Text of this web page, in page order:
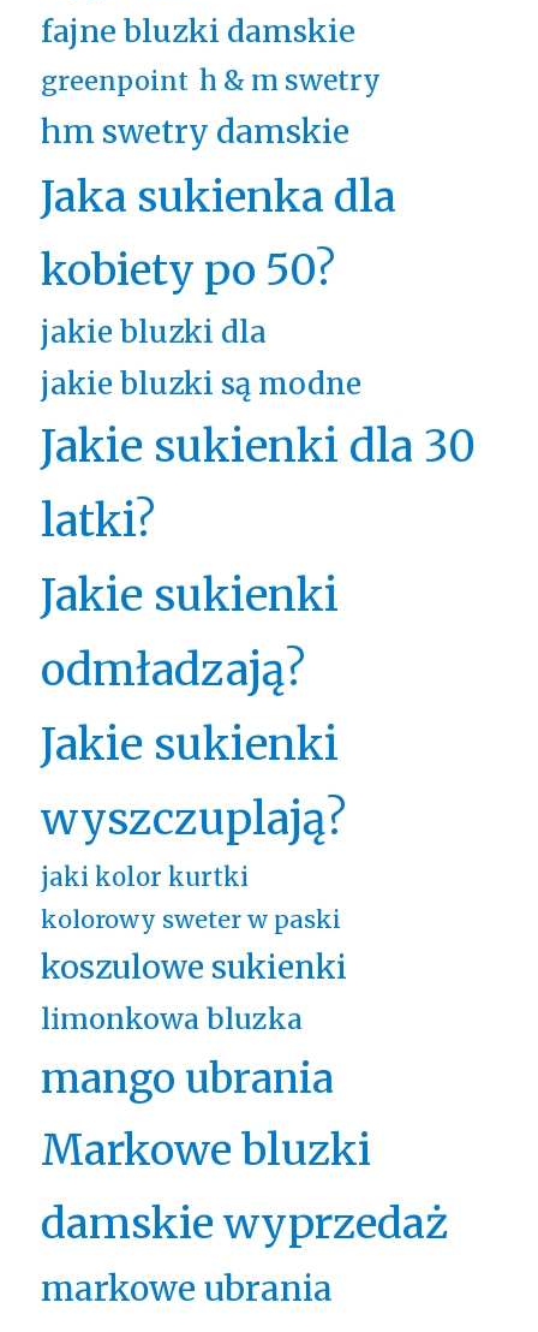
fajne bluzki damskie
greenpoint h & m swetry
hm swetry damskie
Jaka sukienka dla
kobiety po 50?
jakie bluzki dla
jakie bluzki są modne
Jakie sukienki dla 30
latki?
Jakie sukienki
odmładzają?
Jakie sukienki
wyszczuplają?
jaki kolor kurtki
kolorowy sweter w paski
koszulowe sukienki
limonkowa bluzka
mango ubrania
Markowe bluzki
damskie wyprzedaż
markowe ubrania